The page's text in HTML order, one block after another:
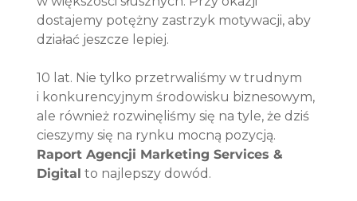
dostajemy potężny zastrzyk motywacji, aby
działać jeszcze lepiej.
10 lat. Nie tylko przetrwaliśmy w trudnym
i konkurencyjnym środowisku biznesowym,
ale również rozwinęliśmy się na tyle, że dziś
cieszymy się na rynku mocną pozycją.
Raport Agencji Marketing Services &
Digital to najlepszy dowód.